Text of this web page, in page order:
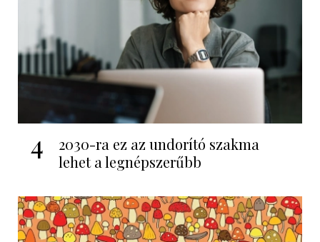
4
2030-ra ez az undorító szakma
lehet a legnépszerűbb